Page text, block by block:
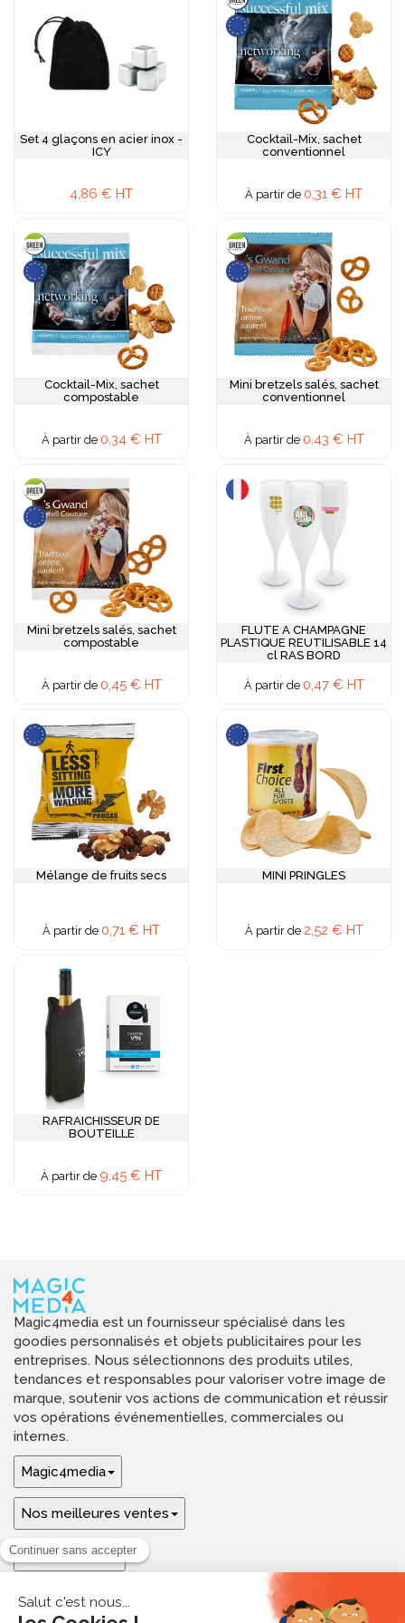
ciblent les décideurs et les prescripteurs.
Notre gamme apéritif personnalisée propose des produits
et accessoires couvrant tous les instants du rituel : plateaux
et planche à découper en bois gravé pour la mise en scène,
sets de verrerie personnalisée flûtes, coupes et verres à
tapas, mignonnettes de spiritueux et vins en petits formats
élégants, kits cocktails avec recettes et accessoires,
amuses-bouches et crackers fins en boîtes personnalisées,
huiles et tapenades premium en petits pots étiquetés,
rillettes et terrines artisanales sous label personnalisé, ou
structuré, boîtes bois avec couvercle coulissant, panières
sérigraphie sur les verres et accessoires, ou impression
numérique sur les emballages.
Découvrez également nos
accessoires du sommelier
personnalisésà votre image.
Set 4 glaçons en acier inox -
ICY
4,86 € HT
Cocktail-Mix, sachet
conventionnel
À partir de 0,31 € HT
Cocktail-Mix, sachet
compostable
À partir de 0,34 € HT
Mini bretzels salés, sachet
conventionnel
À partir de 0,43 € HT
Mini bretzels salés, sachet
compostable
À partir de 0,45 € HT
FLUTE A CHAMPAGNE
PLASTIQUE REUTILISABLE 14
cl RAS BORD
À partir de 0,47 € HT
Mélange de fruits secs
À partir de 0,71 € HT
MINI PRINGLES
À partir de 2,52 € HT
RAFRAICHISSEUR DE
BOUTEILLE
À partir de 9,45 € HT
Magic4media est un fournisseur spécialisé dans les
goodies personnalisés et objets publicitaires pour les
entreprises. Nous sélectionnons des produits utiles,
tendances et responsables pour valoriser votre image de
marque, soutenir vos actions de communication et réussir
vos opérations événementielles, commerciales ou
internes.
Magic4media
Nos meilleures ventes
Guides & aide
Ressources & inspirations